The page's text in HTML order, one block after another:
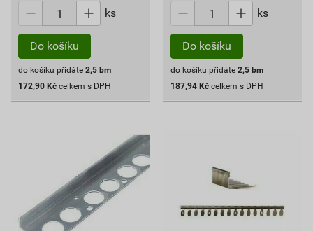
ks
Do košíku
do košíku přidáte 2,5 bm
172,90 Kč celkem s DPH
ks
Do košíku
do košíku přidáte 2,5 bm
187,94 Kč celkem s DPH